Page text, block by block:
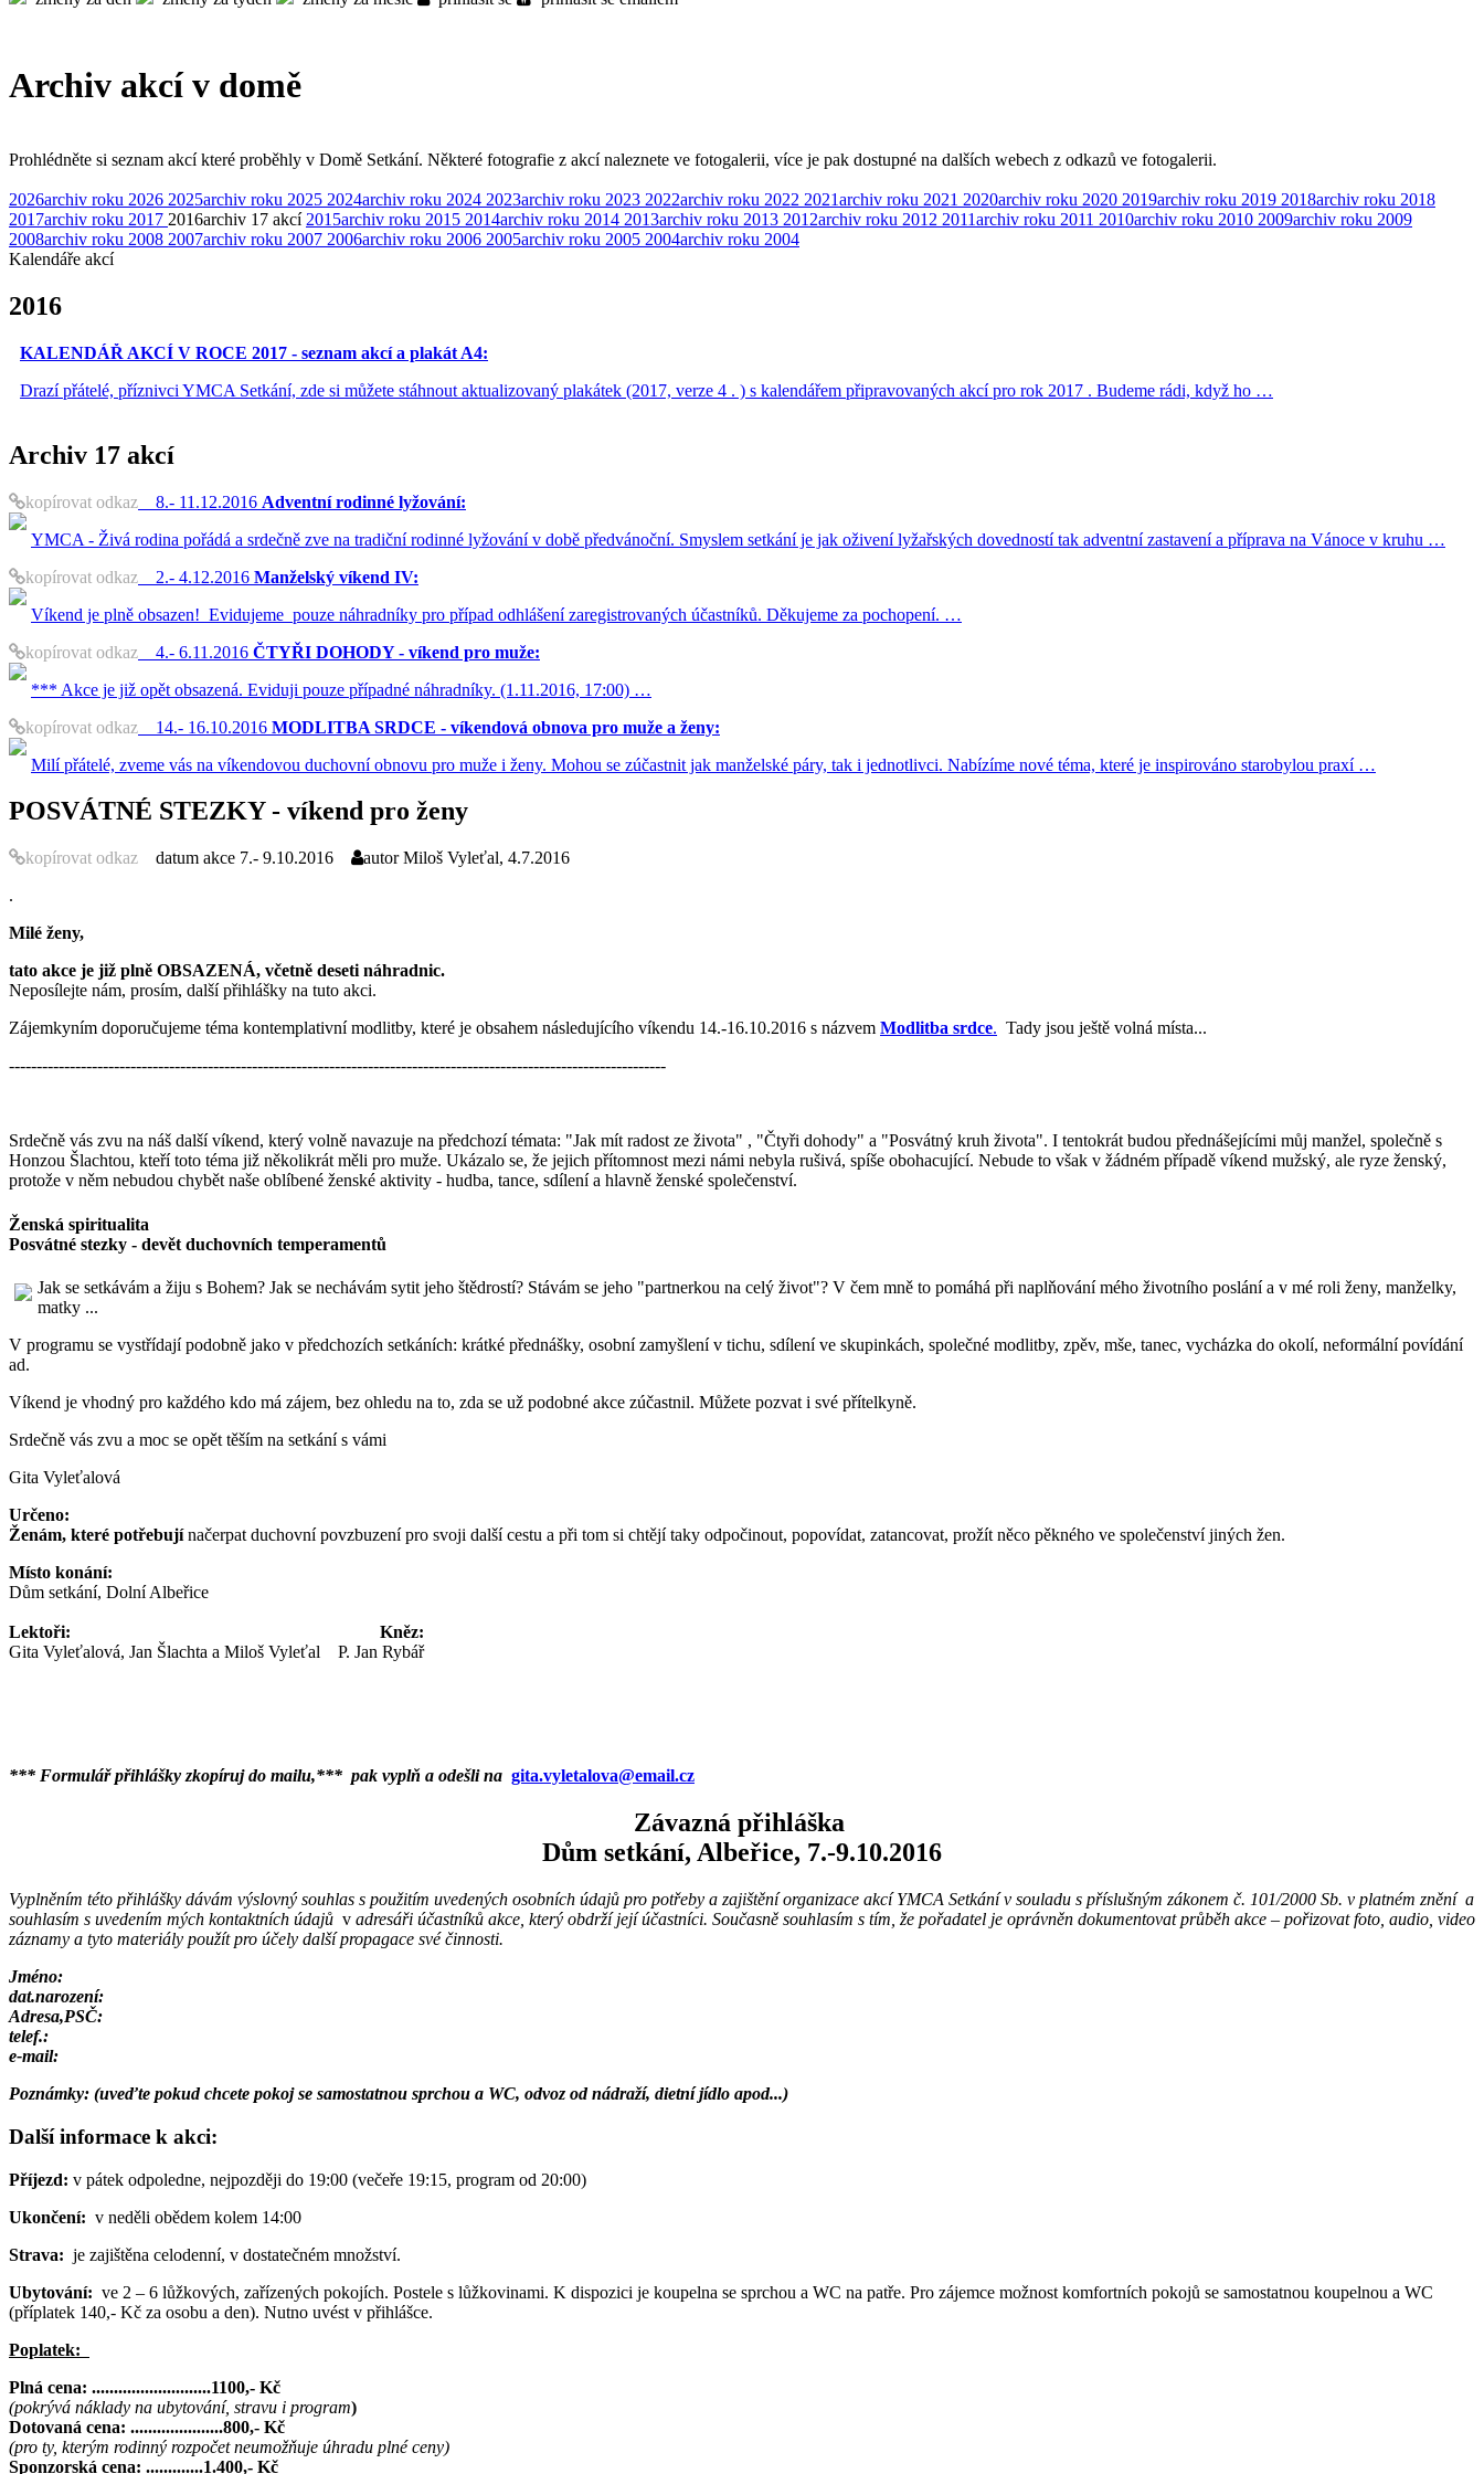
Archiv akcí v domě
Prohlédněte si seznam akcí které proběhly v Domě Setkání. Některé fotografie z akcí naleznete ve fotogalerii, více je pak dostupné na dalších webech z odkazů ve fotogalerii.
2026archiv roku 2026 2025archiv roku 2025 2024archiv roku 2024 2023archiv roku 2023 2022archiv roku 2022 2021archiv roku 2021 2020archiv roku 2020 2019archiv roku 2019 2018archiv roku 2018
2017archiv roku 2017 2016archiv 17 akcí 2015archiv roku 2015 2014archiv roku 2014 2013archiv roku 2013 2012archiv roku 2012 2011archiv roku 2011 2010archiv roku 2010 2009archiv roku 2009
2008archiv roku 2008 2007archiv roku 2007 2006archiv roku 2006 2005archiv roku 2005 2004archiv roku 2004
Kalendáře akcí
2016
KALENDÁŘ AKCÍ V ROCE 2017 - seznam akcí a plakát A4:
Drazí přátelé, příznivci YMCA Setkání, zde si můžete stáhnout aktualizovaný plakátek (2017, verze 4 . ) s kalendářem připravovaných akcí pro rok 2017 . Budeme rádi, když ho …
Archiv 17 akcí
kopírovat odkaz 8.- 11.12.2016 Adventní rodinné lyžování:
YMCA - Živá rodina pořádá a srdečně zve na tradiční rodinné lyžování v době předvánoční. Smyslem setkání je jak oživení lyžařských dovedností tak adventní zastavení a příprava na Vánoce v kruhu …
kopírovat odkaz 2.- 4.12.2016 Manželský víkend IV:
Víkend je plně obsazen! Evidujeme pouze náhradníky pro případ odhlášení zaregistrovaných účastníků. Děkujeme za pochopení. …
kopírovat odkaz 4.- 6.11.2016 ČTYŘI DOHODY - víkend pro muže:
*** Akce je již opět obsazená. Eviduji pouze případné náhradníky. (1.11.2016, 17:00) …
kopírovat odkaz 14.- 16.10.2016 MODLITBA SRDCE - víkendová obnova pro muže a ženy:
Milí přátelé, zveme vás na víkendovou duchovní obnovu pro muže i ženy. Mohou se zúčastnit jak manželské páry, tak i jednotlivci. Nabízíme nové téma, které je inspirováno starobylou praxí …
POSVÁTNÉ STEZKY - víkend pro ženy
kopírovat odkaz datum akce 7.- 9.10.2016 autorMiloš Vyleťal, 4.7.2016
.
Milé ženy,
tato akce je již plně OBSAZENÁ, včetně deseti náhradnic.
Neposílejte nám, prosím, další přihlášky na tuto akci.
Zájemkyním doporučujeme téma kontemplativní modlitby, které je obsahem následujícího víkendu 14.-16.10.2016 s názvem Modlitba srdce. Tady jsou ještě volná místa...
-----------------------------------------------------------------------------------------------------------------------
Srdečně vás zvu na náš další víkend, který volně navazuje na předchozí témata: "Jak mít radost ze života" , "Čtyři dohody" a "Posvátný kruh života". I tentokrát budou přednášejícími můj manžel, společně s
Honzou Šlachtou, kteří toto téma již několikrát měli pro muže. Ukázalo se, že jejich přítomnost mezi námi nebyla rušivá, spíše obohacující. Nebude to však v žádném případě víkend mužský, ale ryze ženský,
protože v něm nebudou chybět naše oblíbené ženské aktivity - hudba, tance, sdílení a hlavně ženské společenství.
Ženská spiritualita
Posvátné stezky - devět duchovních temperamentů
Jak se setkávám a žiju s Bohem? Jak se nechávám sytit jeho štědrostí? Stávám se jeho "partnerkou na celý život"? V čem mně to pomáhá při naplňování mého životního poslání a v mé roli ženy, manželky,
matky ...
V programu se vystřídají podobně jako v předchozích setkáních: krátké přednášky, osobní zamyšlení v tichu, sdílení ve skupinkách, společné modlitby, zpěv, mše, tanec, vycházka do okolí, neformální povídání
ad.
Víkend je vhodný pro každého kdo má zájem, bez ohledu na to, zda se už podobné akce zúčastnil. Můžete pozvat i své přítelkyně.
Srdečně vás zvu a moc se opět těším na setkání s vámi
Gita Vyleťalová
Určeno:
Ženám, které potřebujínačerpat duchovní povzbuzení pro svoji další cestu a při tom si chtějí taky odpočinout, popovídat, zatancovat, prožít něco pěkného ve společenství jiných žen.
Místo konání:
Dům setkání, Dolní Albeřice
Lektoři: Kněz:
Gita Vyleťalová, Jan Šlachta a Miloš Vyleťal P. Jan Rybář
*** Formulář přihlášky zkopíruj do mailu,*** pak vyplň a odešli na gita.vyletalova@email.cz
Závazná přihláška
Dům setkání, Albeřice, 7.-9.10.2016
Vyplněním této přihlášky dávám výslovný souhlas s použitím uvedených osobních údajů pro potřeby a zajištění organizace akcí YMCA Setkání v souladu s příslušným zákonem č. 101/2000 Sb. v platném znění a
souhlasím s uvedením mých kontaktních údajů v adresáři účastníků akce, který obdrží její účastníci. Současně souhlasím s tím, že pořadatel je oprávněn dokumentovat průběh akce – pořizovat foto, audio, video
záznamy a tyto materiály použít pro účely další propagace své činnosti.
Jméno:
dat.narození:
Adresa,PSČ:
telef.:
e-mail:
Poznámky: (uveďte pokud chcete pokoj se samostatnou sprchou a WC, odvoz od nádraží, dietní jídlo apod...)
Další informace k akci:
Příjezd: v pátek odpoledne, nejpozději do 19:00 (večeře 19:15, program od 20:00)
Ukončení: v neděli obědem kolem 14:00
Strava: je zajištěna celodenní, v dostatečném množství.
Ubytování: ve 2 – 6 lůžkových, zařízených pokojích. Postele s lůžkovinami. K dispozici je koupelna se sprchou a WC na patře. Pro zájemce možnost komfortních pokojů se samostatnou koupelnou a WC
(příplatek 140,- Kč za osobu a den). Nutno uvést v přihlášce.
Poplatek:
Plná cena: ...........................1100,- Kč
(pokrývá náklady na ubytování, stravu i program)
Dotovaná cena: .....................800,- Kč
(pro ty, kterým rodinný rozpočet neumožňuje úhradu plné ceny)
Sponzorská cena: .............1.400,- Kč